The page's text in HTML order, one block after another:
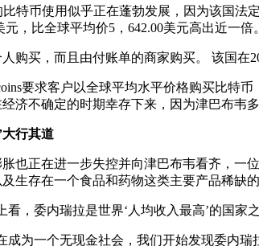
特币使用似乎正在蓬勃发展，因为该国法
，比全球平均价5，642.00美元高出近一倍。
买，而且由付账单的商家购买。 该国在
要求客户以全球平均水平价格购买比特币
济不确定的时期幸存下来，因为津巴布韦
行其道
正在进一步失控并向津巴布韦看齐，一
生存在一个食品和药物这类主要产品稀缺的
委内瑞拉是世界‘人均收入最高’的国家
为一个无现金社会，我们开始发现委内瑞